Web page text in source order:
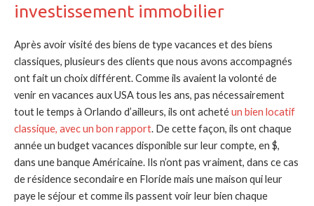
investissement immobilier
Après avoir visité des biens de type vacances et des biens
classiques, plusieurs des clients que nous avons accompagnés
ont fait un choix différent. Comme ils avaient la volonté de
venir en vacances aux USA tous les ans, pas nécessairement
tout le temps à Orlando d’ailleurs, ils ont achetéun bien locatif
classique, avec un bon rapport. De cette façon, ils ont chaque
année un budget vacances disponible sur leur compte, en $,
dans une banque Américaine. Ils n’ont pas vraiment, dans ce cas
de résidence secondaire en Floride mais une maison qui leur
paye le séjour et comme ils passent voir leur bien chaque